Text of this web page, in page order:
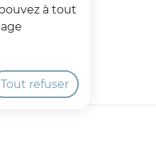
à tout
Tout refuser